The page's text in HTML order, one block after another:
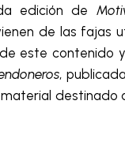
edición de
de las fajas
este contenido
,
destinado